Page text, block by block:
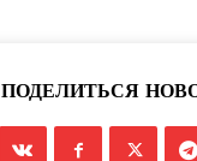
ПОДЕЛИТЬСЯ